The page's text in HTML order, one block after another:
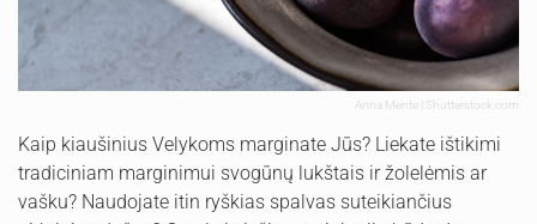
Anna Mente | Shutterstock.com
Kaip kiaušinius Velykoms marginate Jūs? Liekate ištikimi
tradiciniam marginimui svogūnų lukštais ir žolelėmis ar
vašku? Naudojate itin ryškias spalvas suteikiančius